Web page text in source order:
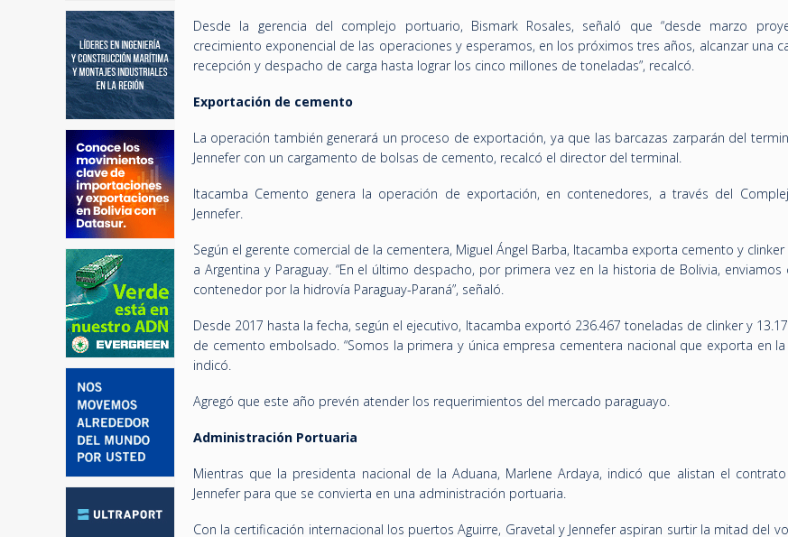
Desde la gerencia del complejo portuario, Bismark Rosales, señaló que “desde marzo
crecimiento exponencial de las operaciones y esperamos, en los próximos tres años, alcanzar una
recepción y despacho de carga hasta lograr los cinco millones de toneladas”, recalcó.
Exportación de cemento
La operación también generará un proceso de exportación, ya que las barcazas zarparán del
Jennefer con un cargamento de bolsas de cemento, recalcó el director del terminal.
Itacamba Cemento genera la operación de exportación, en contenedores, a través del
Jennefer.
Según el gerente comercial de la cementera, Miguel Ángel Barba, Itacamba exporta cemento y
a Argentina y Paraguay. “En el último despacho, por primera vez en la historia de Bolivia, enviamos
contenedor por la hidrovía Paraguay-Paraná”, señaló.
Desde 2017 hasta la fecha, según el ejecutivo, Itacamba exportó 236.467 toneladas de clinker y
de cemento embolsado. “Somos la primera y única empresa cementera nacional que exporta en la
indicó.
Agregó que este año prevén atender los requerimientos del mercado paraguayo.
Administración Portuaria
Mientras que la presidenta nacional de la Aduana, Marlene Ardaya, indicó que alistan el
Jennefer para que se convierta en una administración portuaria.
Con la certificación internacional los puertos Aguirre, Gravetal y Jennefer aspiran surtir la mitad del